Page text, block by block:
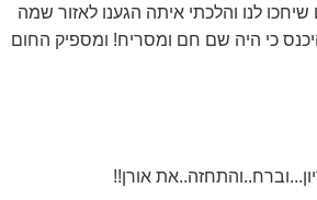
לנו והלכתי איתה הגענו לאזור שמה
כי היה שם חם ומסריח! ומספיק החום
אורן!!